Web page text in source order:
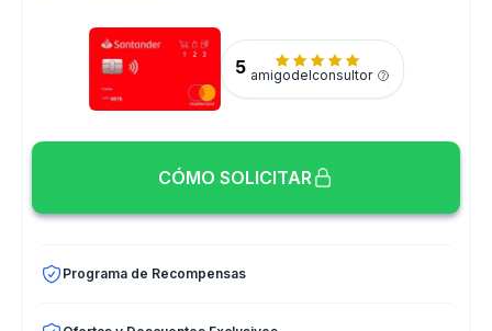
5 amigodelconsultor
CÓMO SOLICITAR
Programa de Recompensas